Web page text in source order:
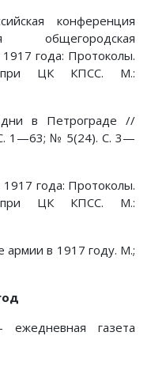
конференция
общегородская
года: Протоколы.
при ЦК КПСС. М.:
в Петрограде //
1—63; № 5(24). С. 3—
года: Протоколы.
при ЦК КПСС. М.:
армии в 1917 году. М.;
ежедневная газета